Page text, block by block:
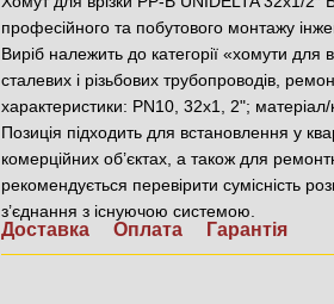
професійного та побутового монтажу
Виріб належить до категорії «хомути для
сталевих і різьбових трубопроводів,
характеристики: PN10, 32x1, 2"; матеріал/
Позиція підходить для встановлення у
комерційних об’єктах, а також для
рекомендується перевірити сумісність
з’єднання з існуючою системою.
Доставка Оплата Гарантія